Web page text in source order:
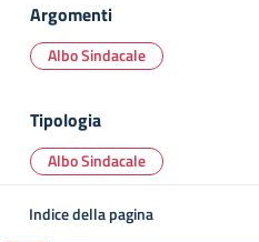
Argomenti
Albo Sindacale
Tipologia
Albo Sindacale
Indice della pagina